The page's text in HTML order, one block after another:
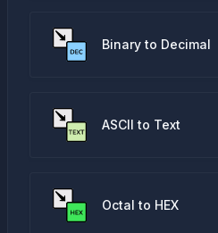
Binary to Decimal
ASCII to Text
Octal to HEX